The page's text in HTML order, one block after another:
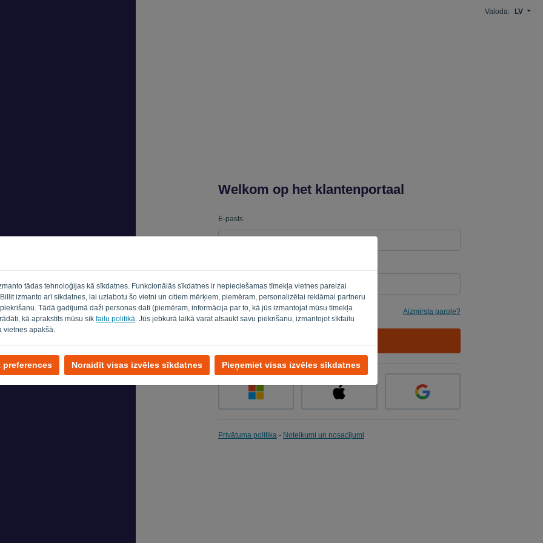
tādas tehnoloģijas kā sīkdatnes. Funkcionālās sīkdatnes ir nepieciešamas tīmekļa vietnes pareizai
izmanto arī sīkdatnes, lai uzlabotu šo vietni un citiem mērķiem, piemēram, personalizētai reklāmai partneru
Tādā gadījumā daži personas dati (piemēram, informācija par to, kā jūs izmantojat mūsu tīmekļa
kā aprakstīts mūsu sīk failu politikā . Jūs jebkurā laikā varat atsaukt savu piekrišanu, izmantojot sīkfailu
apakšā.
preferences Noraidīt visas izvēles sīkdatnes Pieņemiet visas izvēles sīkdatnes
Valoda: LV
Welkom op het klantenportaal
E-pasts
Atgādināt Aizmirsta parole?
Privātuma politika - Noteikumi un nosacījumi